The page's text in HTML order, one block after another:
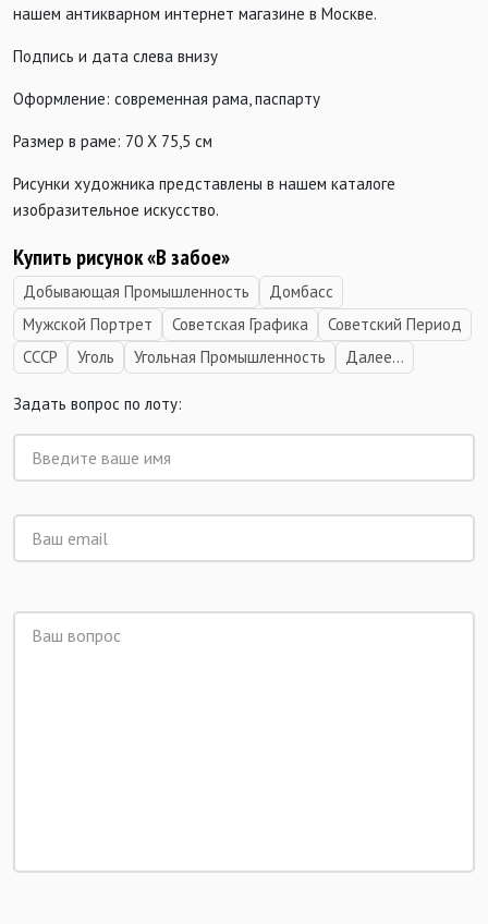
нашем антикварном интернет магазине в Москве.
Подпись и дата слева внизу
Оформление: современная рама, паспарту
Размер в раме: 70 Х 75,5 см
Рисунки художника представлены в нашем каталоге
изобразительное искусство.
Купить рисунок «В забое»
Добывающая Промышленность
Домбасс
Мужской Портрет
Советская Графика
Советский Период
СССР
Уголь Угольная Промышленность Далее...
Задать вопрос по лоту: